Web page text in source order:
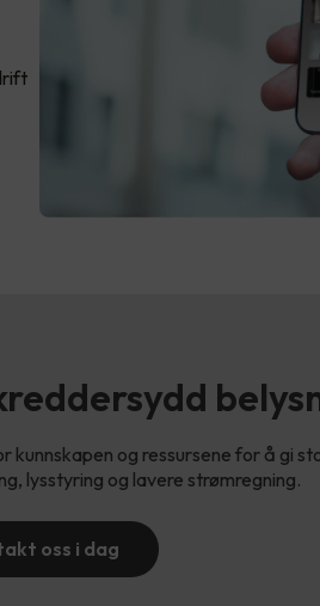
kunnskapen og ressursene for å gi
lysstyring og lavere strømregning.
oss i dag